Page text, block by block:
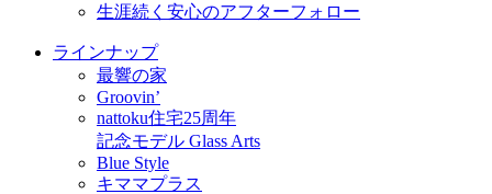
生涯続く安心のアフターフォロー
ラインナップ
最響の家
Groovin’
nattoku住宅25周年
記念モデル Glass Arts
Blue Style
キママプラス